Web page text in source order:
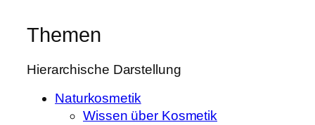
Themen
Hierarchische Darstellung
Naturkosmetik
Wissen über Kosmetik